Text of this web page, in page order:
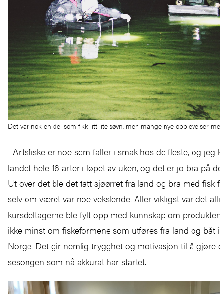
Det var nok en del som fikk litt lite søvn, men mange nye opplevelser
Artsfiske er noe som faller i smak hos de fleste, og jeg
landet hele 16 arter i løpet av uken, og det er jo bra på
Ut over det ble det tatt sjøørret fra land og bra med fisk
selv om været var noe vekslende. Aller viktigst var det
kursdeltagerne ble fylt opp med kunnskap om
ikke minst om fiskeformene som utføres fra land og båt
Norge. Det gir nemlig trygghet og motivasjon til å gjøre
sesongen som nå akkurat har startet.